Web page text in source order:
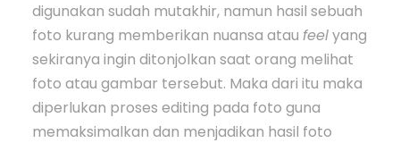
digunakan sudah mutakhir, namun hasil sebuah
foto kurang memberikan nuansa atau feelyang
sekiranya ingin ditonjolkan saat orang melihat
foto atau gambar tersebut. Maka dari itu maka
diperlukan proses editing pada foto guna
memaksimalkan dan menjadikan hasil foto